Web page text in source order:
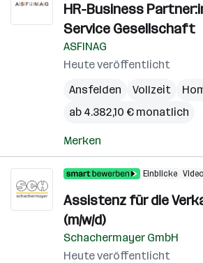
HR-Business
Service Gesellschaft
ASFINAG
Heute veröffentlicht
Ansfelden
Vollzeit
ab 4.382,10 € monatlich
Merken
Einblicke
Assistenz für die
(m/w/d)
Schachermayer GmbH
Heute veröffentlicht